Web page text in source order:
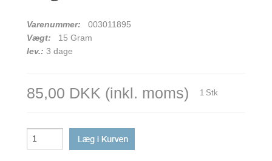
Varenummer:
003011895
Vægt:
15 Gram
lev.: 3 dage
85,00 DKK (inkl. moms) 1 Stk